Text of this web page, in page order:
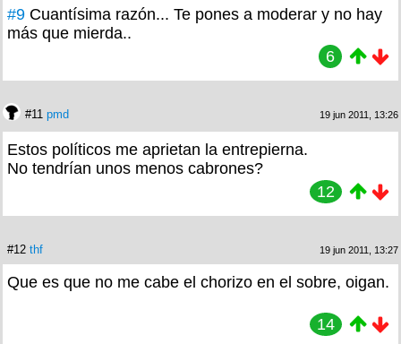
#9 Cuantísima razón... Te pones a moderar y no hay
más que mierda..
6
#11 pmd 19 jun 2011, 13:26
Estos políticos me aprietan la entrepierna.
No tendrían unos menos cabrones?
12
#12 thf 19 jun 2011, 13:27
Que es que no me cabe el chorizo en el sobre, oigan.
14